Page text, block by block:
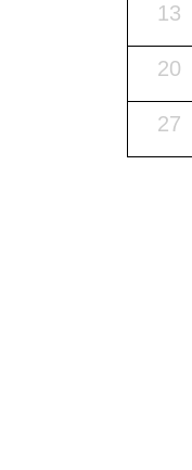
13
20
27